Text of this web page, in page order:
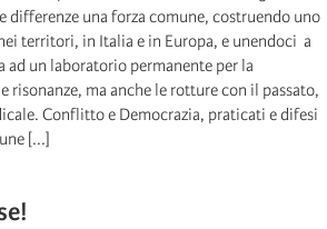
una forza comune, costruendo uno
territori, in Italia e in Europa, e unendoci a
ad un laboratorio permanente per la
risonanze, ma anche le rotture con il passato,
Conflitto e Democrazia, praticati e difesi
[...]